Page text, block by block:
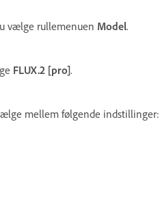
vælge rullemenuen Model.
FLUX.2 [pro].
mellem følgende indstillinger: